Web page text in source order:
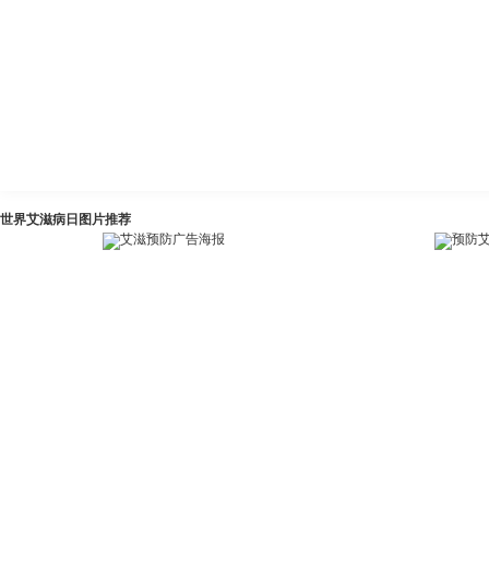
世界艾滋病日图片推荐